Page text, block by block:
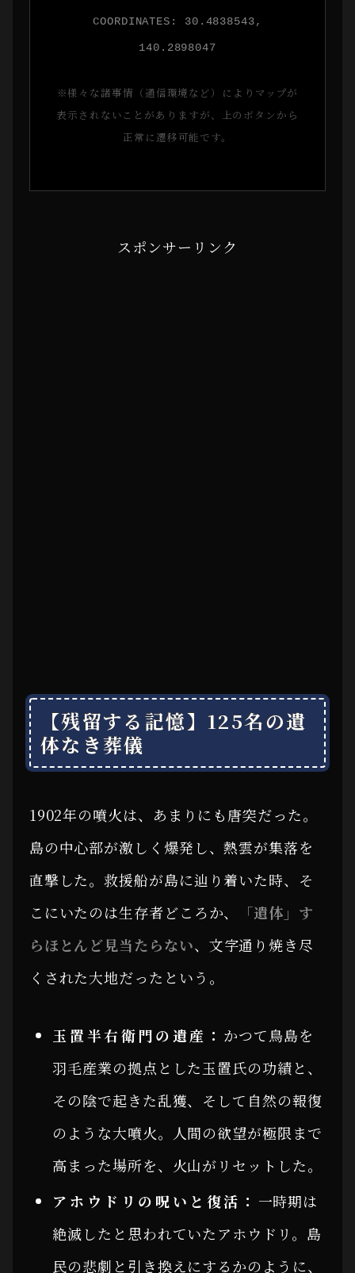
COORDINATES: 30.4838543,
140.2898047
※様々な諸事情（通信環境など）によりマップが
表示されないことがありますが、上のボタンから
正常に遷移可能です。
スポンサーリンク
【残留する記憶】125名の遺
体なき葬儀
1902年の噴火は、あまりにも唐突だった。
島の中心部が激しく爆発し、熱雲が集落を
直撃した。救援船が島に辿り着いた時、そ
こにいたのは生存者どころか、
「遺体」す
らほとんど見当たらない、文字通り焼き尽
くされた大地だったという。
玉置半右衛門の遺産： かつて鳥島を
羽毛産業の拠点とした玉置氏の功績と、
その陰で起きた乱獲、そして自然の報復
のような大噴火。人間の欲望が極限まで
高まった場所を、火山がリセットした。
アホウドリの呪いと復活： 一時期は
絶滅したと思われていたアホウドリ。島
民の悲劇と引き換えにするかのように、